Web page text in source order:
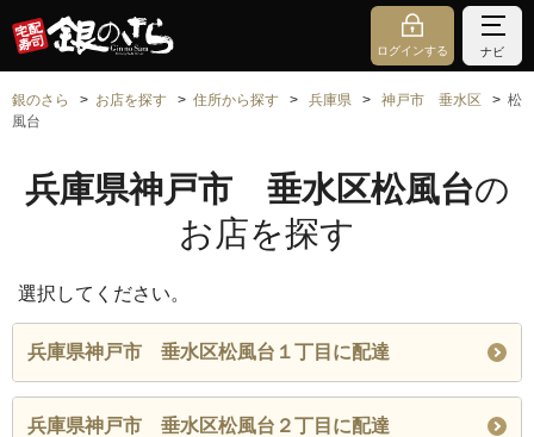
ログインする ナビ
銀のさら お店を探す 住所から探す 兵庫県 神戸市 垂水区
松
風台
兵庫県神戸市 垂水区松風台の
お店を探す
選択してください。
兵庫県神戸市 垂水区松風台１丁目に配達
兵庫県神戸市 垂水区松風台２丁目に配達